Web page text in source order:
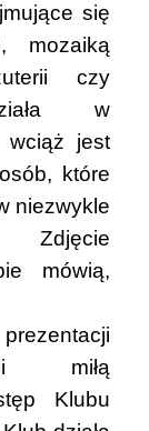
się
mozaiką
czy
w
wciąż jest
które
niezwykle
Zdjęcie
mówią,
miłą
Klubu